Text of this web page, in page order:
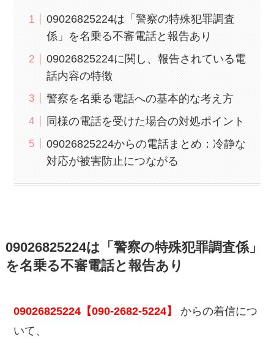
09026825224は「警察の特殊犯罪調査
係」を名乗る不審電話と報告あり
09026825224に関し、報告されている電
話内容の特徴
警察を名乗る電話への基本的な考え方
同様の電話を受けた場合の対処ポイント
09026825224からの電話まとめ：冷静な
対応が被害防止につながる
09026825224は「警察の特殊犯罪調査係」
を名乗る不審電話と報告あり
09026825224【090-2682-5224】
からの着信につ
いて、